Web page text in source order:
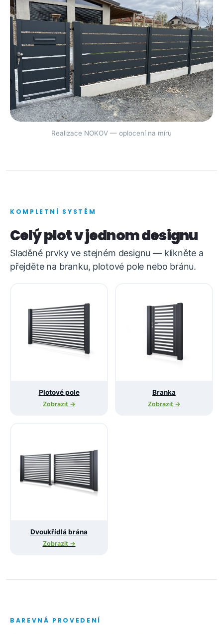
Realizace NOKOV — oplocení na míru
KOMPLETNÍ SYSTÉM
Celý plot v jednom designu
Sladěné prvky ve stejném designu — klikněte a
přejděte na branku, plotové pole nebo bránu.
Plotové pole
Zobrazit →
Branka
Zobrazit →
Dvoukřídlá brána
Zobrazit →
BAREVNÁ PROVEDENÍ